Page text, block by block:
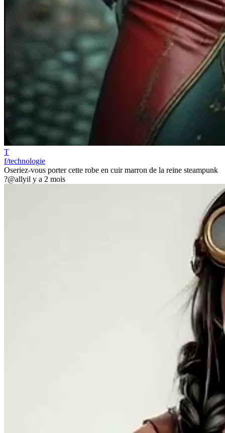
T
f/technologie
Oseriez-vous porter cette robe en cuir marron de la reine steampunk
?@allyil y a 2 mois